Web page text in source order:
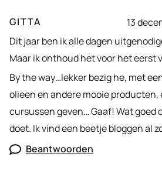
GITTA
13
Dit jaar ben ik alle dagen
Maar ik onthoud het voor het eerst
By the way…lekker bezig he, met
olieen en andere mooie producten,
cursussen geven… Gaaf! Wat goed
doet. Ik vind een beetje bloggen al
Beantwoorden